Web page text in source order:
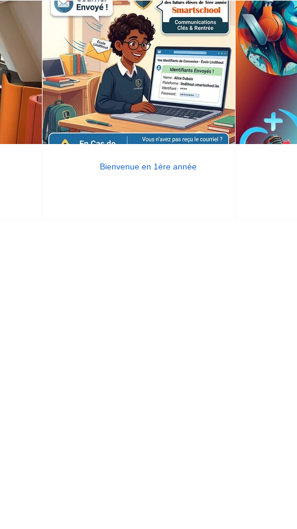
Bienvenue en 1ère année